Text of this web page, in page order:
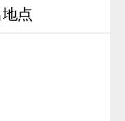
点